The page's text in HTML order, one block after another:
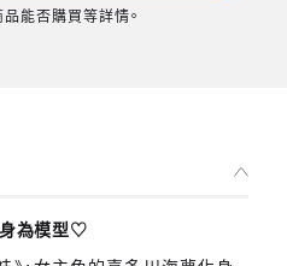
能否購買等詳情。
身為模型♡